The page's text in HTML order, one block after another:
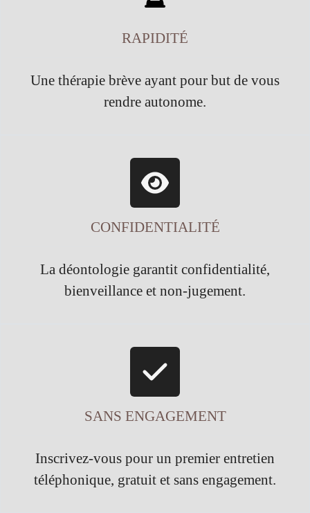
RAPIDITÉ
Une thérapie brève ayant pour but de vous
rendre autonome.
CONFIDENTIALITÉ
La déontologie garantit confidentialité,
bienveillance et non-jugement.
SANS ENGAGEMENT
Inscrivez-vous pour un premier entretien
téléphonique, gratuit et sans engagement.